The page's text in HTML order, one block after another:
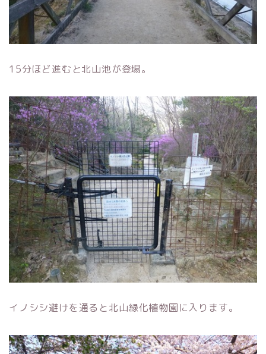
15分ほど進むと北山池が登場。
イノシシ避けを通ると北山緑化植物園に入ります。